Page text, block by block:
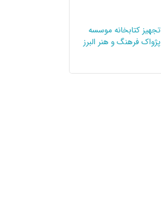
تجهیز کتابخانه موسسه
پژواک فرهنگ و هنر البرز